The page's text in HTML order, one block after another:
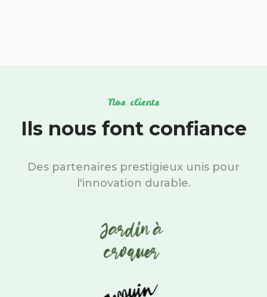
Nos clients
Ils nous font confiance
Des partenaires prestigieux unis pour
l'innovation durable.